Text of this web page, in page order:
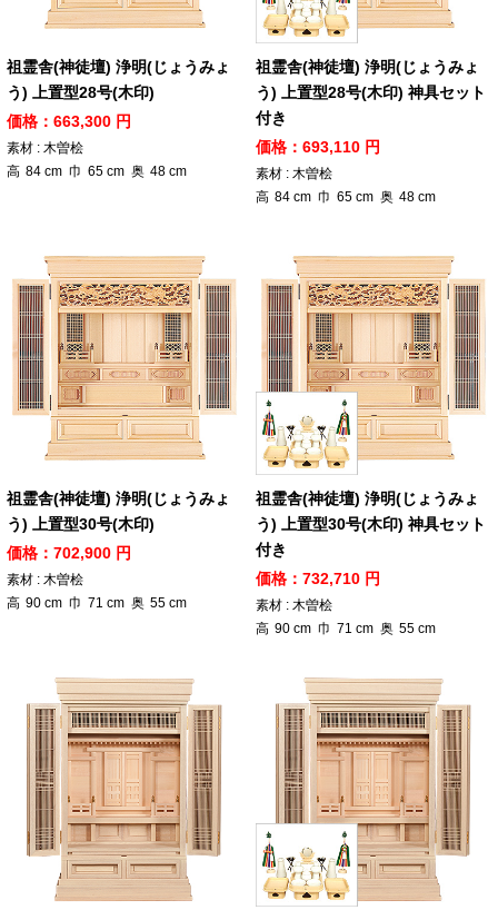
祖霊舎(神徒壇) 浄明(じょうみょ
う) 上置型28号(木印)
価格：663,300 円
素材 : 木曽桧
高 84 cm 巾 65 cm 奥 48 cm
祖霊舎(神徒壇) 浄明(じょうみょ
う) 上置型28号(木印) 神具セット
付き
価格：693,110 円
素材 : 木曽桧
高 84 cm 巾 65 cm 奥 48 cm
祖霊舎(神徒壇) 浄明(じょうみょ
う) 上置型30号(木印)
価格：702,900 円
素材 : 木曽桧
高 90 cm 巾 71 cm 奥 55 cm
祖霊舎(神徒壇) 浄明(じょうみょ
う) 上置型30号(木印) 神具セット
付き
価格：732,710 円
素材 : 木曽桧
高 90 cm 巾 71 cm 奥 55 cm